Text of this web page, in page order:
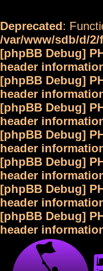
Deprecated:
/var/www/sdb/d/
[phpBB Debug]
header
[phpBB Debug]
header
[phpBB Debug]
header
[phpBB Debug]
header
[phpBB Debug]
header
[phpBB Debug]
header
[phpBB Debug]
header